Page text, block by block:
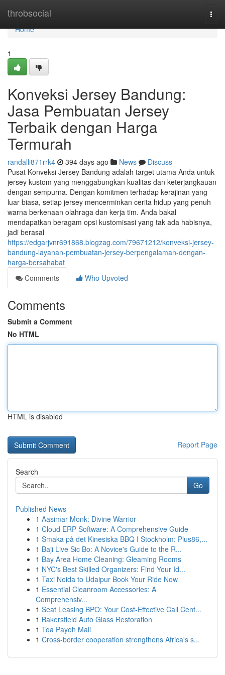
throbsocial
Home
Home
1
Konveksi Jersey Bandung:
Jasa Pembuatan Jersey
Terbaik dengan Harga
Termurah
randalli871rrk4 394 days ago News
Discuss
Pusat Konveksi Jersey Bandung adalah target utama Anda untuk
jersey kustom yang menggabungkan kualitas dan keterjangkauan
dengan sempurna. Dengan komitmen terhadap kerajinan yang
luar biasa, setiap jersey mencerminkan cerita hidup yang penuh
warna berkenaan olahraga dan kerja tim. Anda bakal
mendapatkan beragam opsi kustomisasi yang tak ada habisnya,
jadi berasal
https://edgarjvnr691868.blogzag.com/79671212/konveksi-jersey-
bandung-layanan-pembuatan-jersey-berpengalaman-dengan-
harga-bersahabat
Comments
Who Upvoted
Comments
Submit a Comment
No HTML
HTML is disabled
Report Page
Search
Go
Published News
1 Aasimar Monk: Divine Warrior
1 Cloud ERP Software: A Comprehensive Guide
1 Smaka på det Kinesiska BBQ I Stockholm: Plus86,...
1 Baji Live Sic Bo: A Novice's Guide to the R...
1 Bay Area Home Cleaning: Gleaming Rooms
1 NYC's Best Skilled Organizers: Find Your Id...
1 Taxi Noida to Udaipur Book Your Ride Now
1 Essential Cleanroom Accessories: A
Comprehensiv...
1 Seat Leasing BPO: Your Cost-Effective Call Cent...
1 Bakersfield Auto Glass Restoration
1 Toa Payoh Mall
1 Cross-border cooperation strengthens Africa's s...